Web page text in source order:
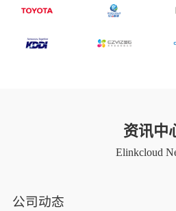
资讯中
Elinkcloud
公司动态